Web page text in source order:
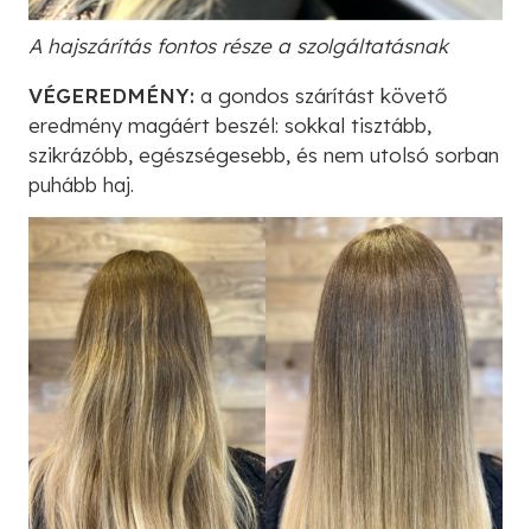
A hajszárítás fontos része a szolgáltatásnak
VÉGEREDMÉNY: a gondos szárítást követő
eredmény magáért beszél: sokkal tisztább,
szikrázóbb, egészségesebb, és nem utolsó sorban
puhább haj.